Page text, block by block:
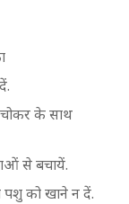
के साथ
से बचायें.
को खाने न दें.